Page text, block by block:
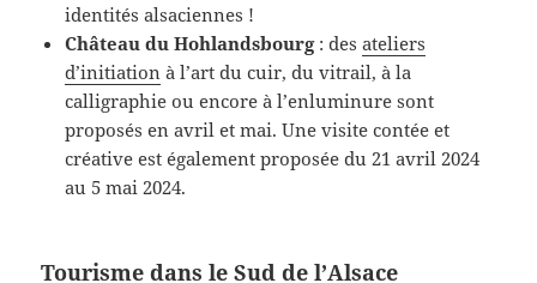
identités alsaciennes !
Château du Hohlandsbourg : desateliers
d’initiation à l’art du cuir, du vitrail, à la
calligraphie ou encore à l’enluminure sont
proposés en avril et mai. Une visite contée et
créative est également proposée du 21 avril 2024
au 5 mai 2024.
Tourisme dans le Sud de l’Alsace